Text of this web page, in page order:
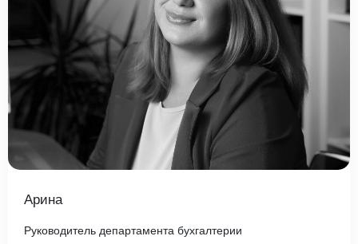
Арина
Руководитель департамента бухгалтерии